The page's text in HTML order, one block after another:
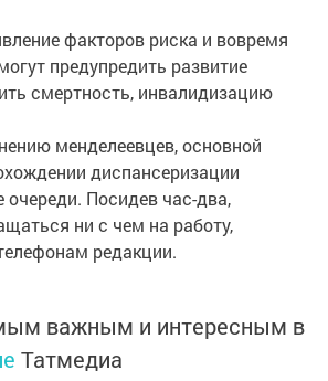
факторов риска и вовремя
предупредить развитие
смертность, инвалидизацию
менделеевцев, основной
диспансеризации
Посидев час-два,
ни с чем на работу,
редакции.
важным и интересным в
Татмедиа